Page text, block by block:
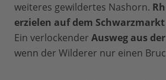
weiteres gewildertes Nashorn.
erzielen auf dem
Ein verlockender Ausweg aus
wenn der Wilderer nur einen